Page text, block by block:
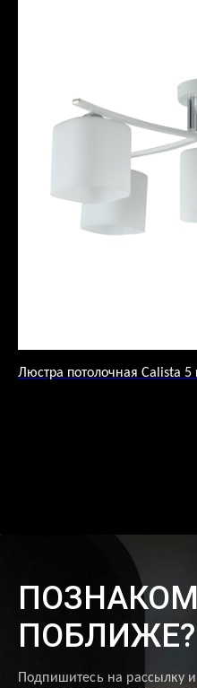
Люстра потолочная Calista 5
ПОБЛИЖЕ?
Подпишитесь на рассылку